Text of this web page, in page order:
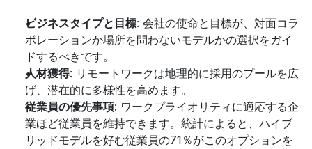
ビジネスタイプと目標: 会社の使命と目標が、対面コラ
ボレーションか場所を問わないモデルかの選択をガイ
ドするべきです。
人材獲得: リモートワークは地理的に採用のプールを広
げ、潜在的に多様性を高めます。
従業員の優先事項: ワークプライオリティに適応する企
業ほど従業員を維持できます。統計によると、ハイブ
リッドモデルを好む従業員の71％がこのオプションを